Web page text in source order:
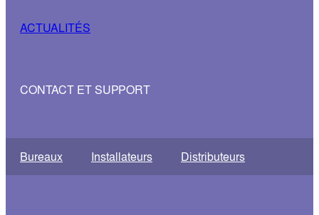
ACTUALITÉS
CONTACT ET SUPPORT
Bureaux Installateurs Distributeurs